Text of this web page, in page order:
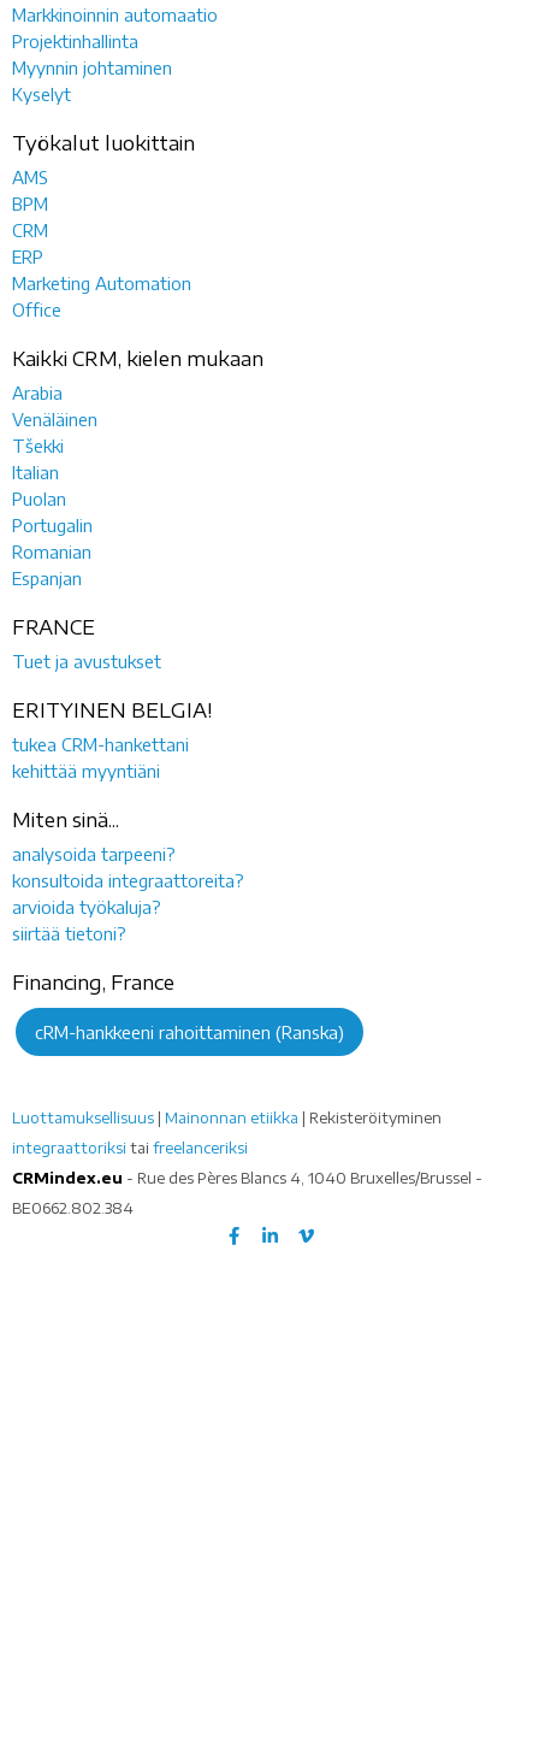
Markkinoinnin automaatio
Projektinhallinta
Myynnin johtaminen
Kyselyt
Työkalut luokittain
AMS
BPM
CRM
ERP
Marketing Automation
Office
Kaikki CRM, kielen mukaan
Arabia
Venäläinen
Tšekki
Italian
Puolan
Portugalin
Romanian
Espanjan
FRANCE
Tuet ja avustukset
ERITYINEN BELGIA!
tukea CRM-hankettani
kehittää myyntiäni
Miten sinä...
analysoida tarpeeni?
konsultoida integraattoreita?
arvioida työkaluja?
siirtää tietoni?
Financing, France
cRM-hankkeeni rahoittaminen (Ranska)
Luottamuksellisuus | Mainonnan etiikka | Rekisteröityminen
integraattoriksi tai freelanceriksi
CRMindex.eu - Rue des Pères Blancs 4, 1040 Bruxelles/Brussel -
BE0662.802.384